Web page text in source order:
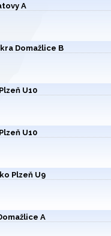
A
Domažlice B
U10
U10
Plzeň U9
A